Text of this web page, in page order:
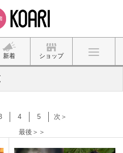
新着 ショップ
4 5
次＞
最後＞＞